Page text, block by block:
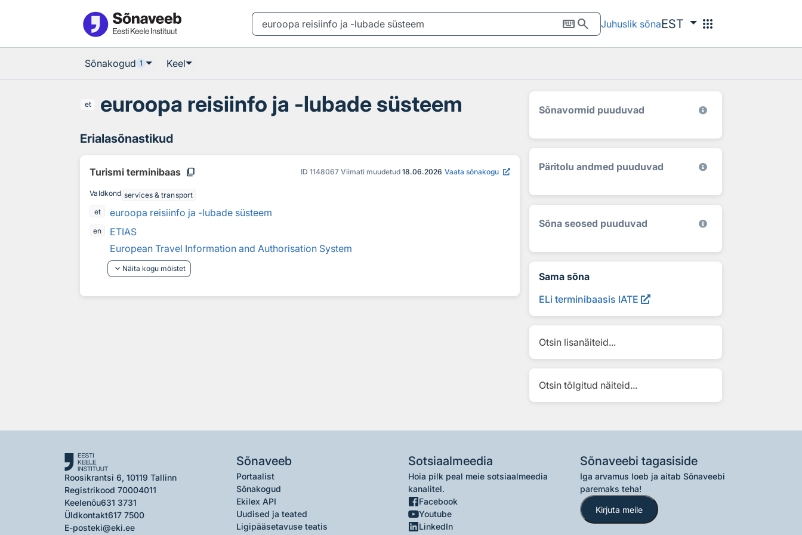
keyboardsearch Juhuslik sõnaEST apps
Sõnakogud 1 Keel
et euroopa reisiinfo ja -lubade süsteem
Erialasõnastikud
Turismi terminibaas content_copy ID 1148067 Viimati muudetud 18.06.2026 Vaata sõnakogu
Valdkond services & transport
et
euroopa reisiinfo ja -lubade süsteem
en
ETIAS
European Travel Information and Authorisation System
keyboard_arrow_down Näita kogu mõistet
Sõnavormid puuduvad
Päritolu andmed puuduvad
Sõna seosed puuduvad
Sama sõna
ELi terminibaasis IATE
Otsin lisanäiteid...
Otsin tõlgitud näiteid...
Roosikrantsi 6, 10119 Tallinn
Registrikood 70004011
Keelenõu631 3731
Üldkontakt617 7500
E-posteki@eki.ee
Sõnaveeb
Portaalist
Sõnakogud
Ekilex API
Uudised ja teated
Ligipääsetavuse teatis
Sotsiaalmeedia
Hoia pilk peal meie sotsiaalmeedia
kanalitel.
Facebook
Youtube
LinkedIn
Sõnaveebi tagasiside
Iga arvamus loeb ja aitab Sõnaveebi
paremaks teha!
Kirjuta meile